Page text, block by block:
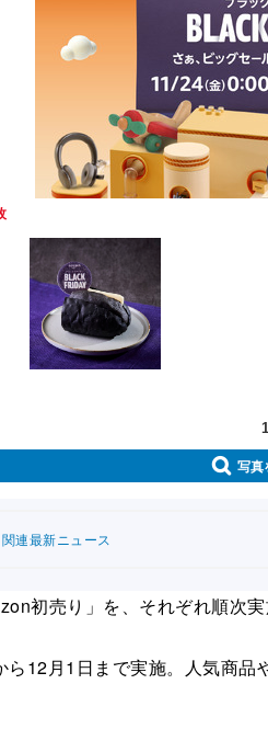
1
写真
連最新ニュース
初売り」を、それぞれ順次実
12月1日まで実施。人気商